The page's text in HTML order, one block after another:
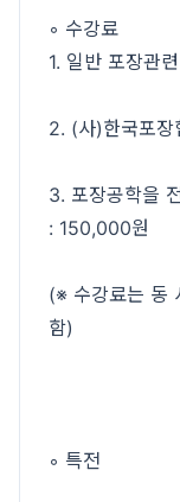
◦ 수강료
1. 일반 포장관
2. (사)한국포
3. 포장공학을
: 150,000원
(※ 수강료는 동
함)
◦ 특전